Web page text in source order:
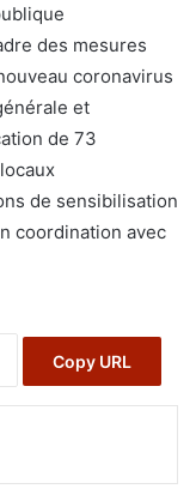
des mesures
coronavirus
et
de 73
de sensibilisation
coordination avec
Copy URL